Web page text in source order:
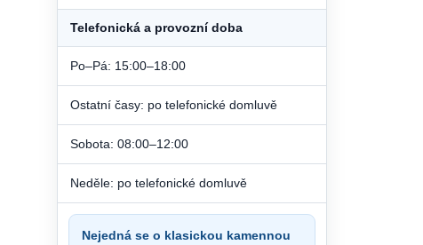
Telefonická a provozní doba
Po–Pá: 15:00–18:00
Ostatní časy: po telefonické domluvě
Sobota: 08:00–12:00
Neděle: po telefonické domluvě
Nejedná se o klasickou kamennou